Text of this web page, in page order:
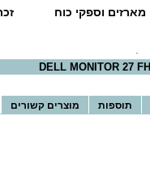
מארזים וספקי כוח
תוספות מוצרים קשורים